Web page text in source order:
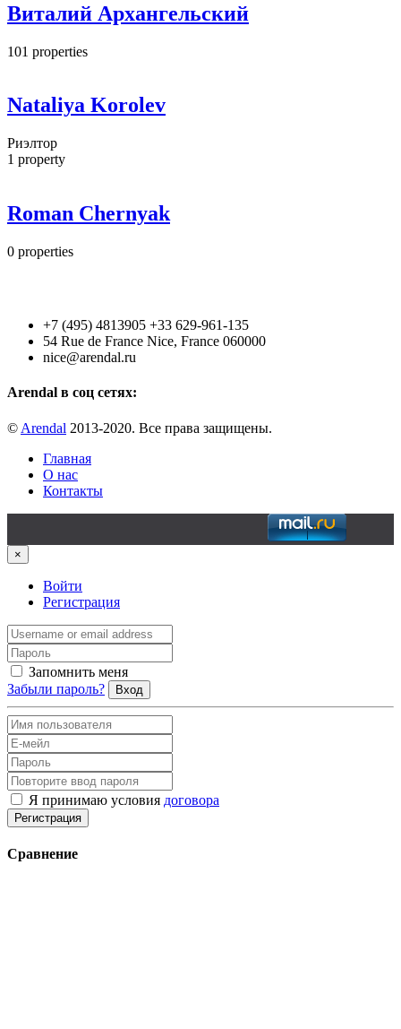
Виталий Архангельский
101 properties
Nataliya Korolev
Риэлтор
1 property
Roman Chernyak
0 properties
+7 (495) 4813905 +33 629-961-135
54 Rue de France Nice, France 060000
nice@arendal.ru
Arendal в соц сетях:
© Arendal 2013-2020. Все права защищены.
Главная
О нас
Контакты
×
Войти
Регистрация
Запомнить меня
Забыли пароль?
Вход
Я принимаю условия договора
Регистрация
Сравнение